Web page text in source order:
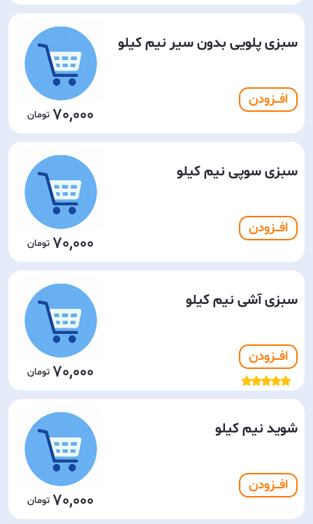
سبزی پلویی بدون سیر نیم کیلو
افـــزودن
70,000
سبزی سوپی نیم کیلو
افـــزودن
70,000
سبزی آشی نیم کیلو
افـــزودن
70,000
شوید نیم کیلو
افـــزودن
70,000